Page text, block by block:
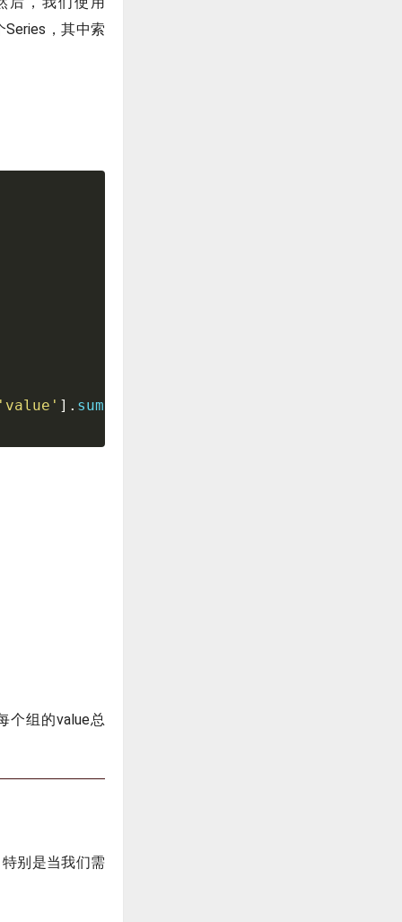
，其中索
'value' ] . sum
个组的value总
别是当我们需